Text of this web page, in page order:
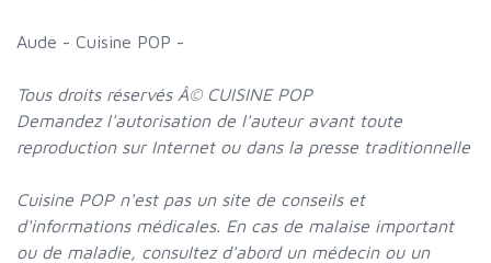
Aude - Cuisine POP -
Tous droits réservés Â© CUISINE POP
Demandez l'autorisation de l'auteur avant toute
reproduction sur Internet ou dans la presse traditionnelle
Cuisine POP n'est pas un site de conseils et
d'informations médicales. En cas de malaise important
ou de maladie, consultez d'abord un médecin ou un